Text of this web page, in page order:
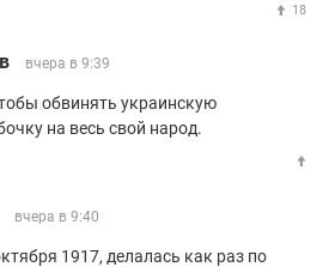
18
вчера в 9:39
обвинять украинскую
на весь свой народ.
вчера в 9:40
1917, делалась как раз по